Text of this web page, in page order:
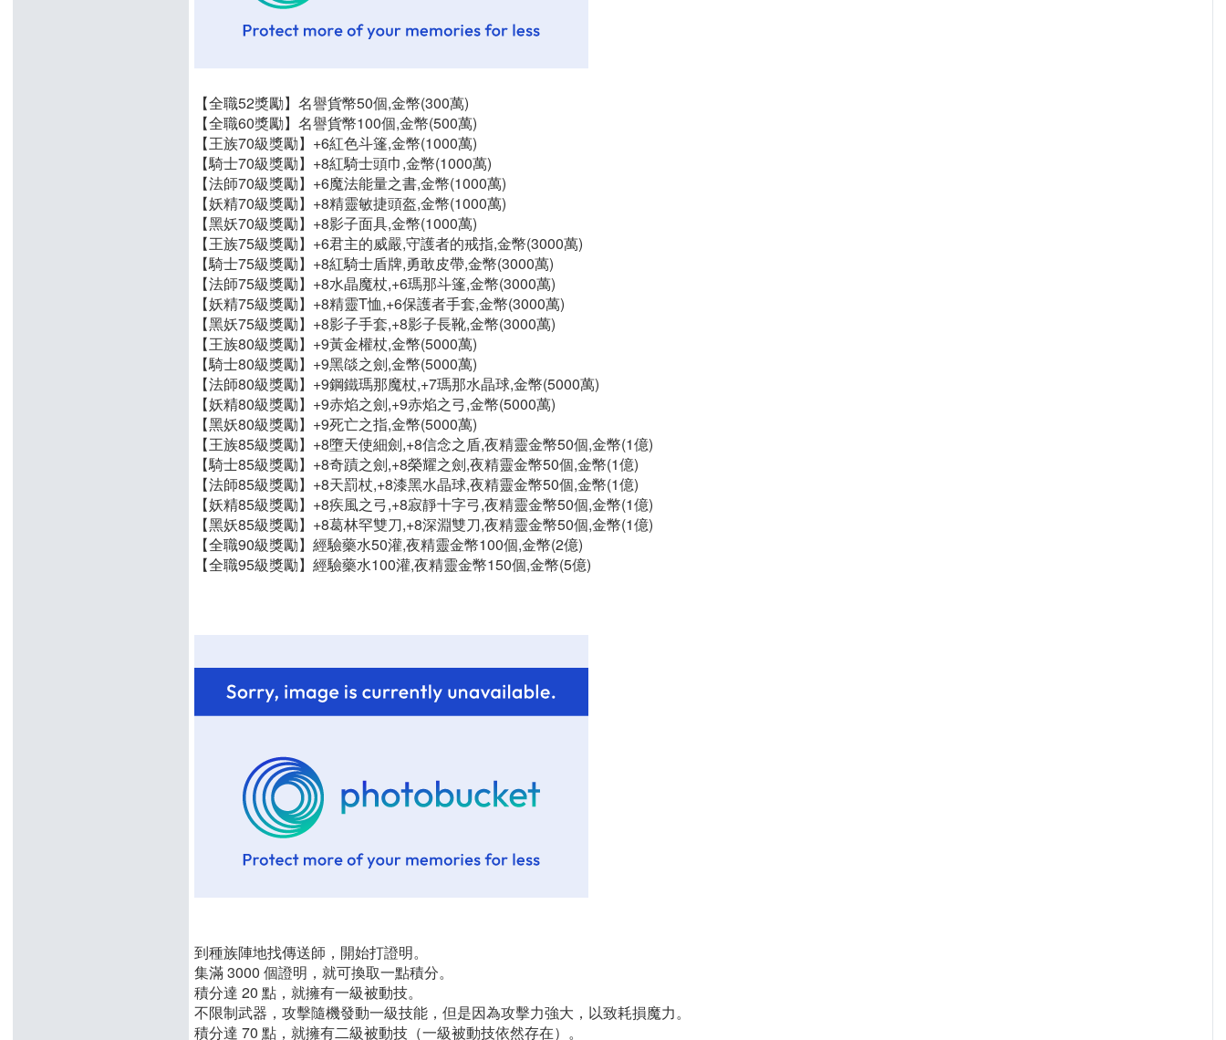
【全職52獎勵】名譽貨幣50個,金幣(300萬)
【全職60獎勵】名譽貨幣100個,金幣(500萬)
【王族70級獎勵】+6紅色斗篷,金幣(1000萬)
【騎士70級獎勵】+8紅騎士頭巾,金幣(1000萬)
【法師70級獎勵】+6魔法能量之書,金幣(1000萬)
【妖精70級獎勵】+8精靈敏捷頭盔,金幣(1000萬)
【黑妖70級獎勵】+8影子面具,金幣(1000萬)
【王族75級獎勵】+6君主的威嚴,守護者的戒指,金幣(3000萬)
【騎士75級獎勵】+8紅騎士盾牌,勇敢皮帶,金幣(3000萬)
【法師75級獎勵】+8水晶魔杖,+6瑪那斗篷,金幣(3000萬)
【妖精75級獎勵】+8精靈T恤,+6保護者手套,金幣(3000萬)
【黑妖75級獎勵】+8影子手套,+8影子長靴,金幣(3000萬)
【王族80級獎勵】+9黃金權杖,金幣(5000萬)
【騎士80級獎勵】+9黑燄之劍,金幣(5000萬)
【法師80級獎勵】+9鋼鐵瑪那魔杖,+7瑪那水晶球,金幣(5000萬)
【妖精80級獎勵】+9赤焰之劍,+9赤焰之弓,金幣(5000萬)
【黑妖80級獎勵】+9死亡之指,金幣(5000萬)
【王族85級獎勵】+8墮天使細劍,+8信念之盾,夜精靈金幣50個,金幣(1億)
【騎士85級獎勵】+8奇蹟之劍,+8榮耀之劍,夜精靈金幣50個,金幣(1億)
【法師85級獎勵】+8天罰杖,+8漆黑水晶球,夜精靈金幣50個,金幣(1億)
【妖精85級獎勵】+8疾風之弓,+8寂靜十字弓,夜精靈金幣50個,金幣(1億)
【黑妖85級獎勵】+8葛林罕雙刀,+8深淵雙刀,夜精靈金幣50個,金幣(1億)
【全職90級獎勵】經驗藥水50灌,夜精靈金幣100個,金幣(2億)
【全職95級獎勵】經驗藥水100灌,夜精靈金幣150個,金幣(5億)
到種族陣地找傳送師，開始打證明。
集滿 3000 個證明，就可換取一點積分。
積分達 20 點，就擁有一級被動技。
不限制武器，攻擊隨機發動一級技能，但是因為攻擊力強大，以致耗損魔力。
積分達 70 點，就擁有二級被動技（一級被動技依然存在）。